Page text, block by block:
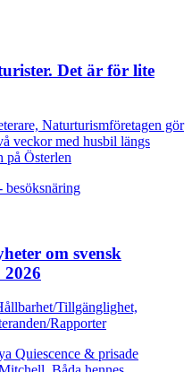
Det är för lite
Naturturismföretagen gör
veckor med husbil längs
på Österlen
om svensk
2026
Tillgänglighet,
Rapporter